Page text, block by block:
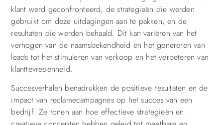
klant werd geconfronteerd, de strategieën die werden
gebruikt om deze uitdagingen aan te pakken, en de
resultaten die werden behaald. Dit kan variëren van het
verhogen van de naamsbekendheid en het genereren van
leads tot het stimuleren van verkoop en het verbeteren van
klanttevredenheid.
Succesverhalen benadrukken de positieve resultaten en de
impact van reclamecampagnes op het succes van een
bedrijf. Ze tonen aan hoe effectieve strategieën en